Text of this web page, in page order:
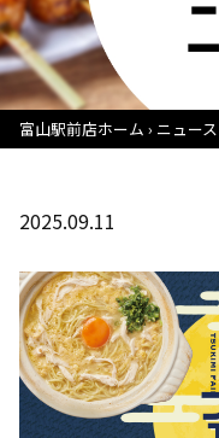
富山駅前店ホーム ニュース
2025.09.11